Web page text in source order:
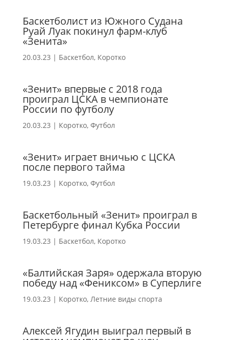
Баскетболист из Южного Судана
Руай Луак покинул фарм-клуб
«Зенита»
20.03.23 | Баскетбол, Коротко
«Зенит» впервые с 2018 года
проиграл ЦСКА в чемпионате
России по футболу
20.03.23 | Коротко, Футбол
«Зенит» играет вничью с ЦСКА
после первого тайма
19.03.23 | Коротко, Футбол
Баскетбольный «Зенит» проиграл в
Петербурге финал Кубка России
19.03.23 | Баскетбол, Коротко
«Балтийская Заря» одержала вторую
победу над «Фениксом» в Суперлиге
19.03.23 | Коротко, Летние виды спорта
Алексей Ягудин выиграл первый в